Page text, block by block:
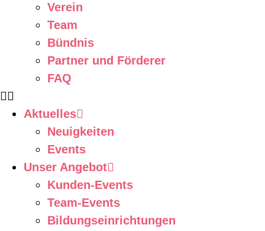
Verein
Team
Bündnis
Partner und Förderer
FAQ
Aktuelles
Neuigkeiten
Events
Unser Angebot
Kunden-Events
Team-Events
Bildungseinrichtungen